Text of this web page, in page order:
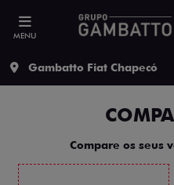
MENU
Gambatto Fiat Chapecó
Compare os seus